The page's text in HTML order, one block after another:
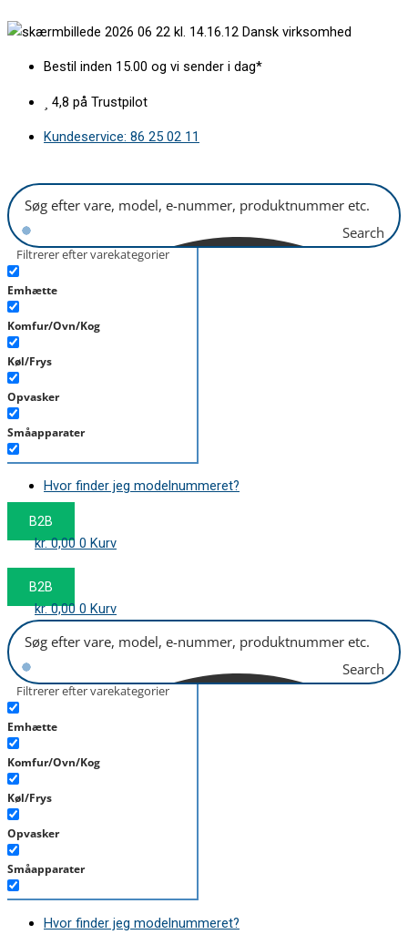
til
Dansk virksomhed
Bestil inden 15.00 og vi sender i dag*
4,8 på Trustpilot
Kundeservice: 86 25 02 11
Search
Filtrerer efter varekategorier
Emhætte
Komfur/Ovn/Kog
Køl/Frys
Opvasker
Småapparater
Støvsuger
Tørretumbler
Tilbehør/Plejemidler
Hvor finder jeg modelnummeret?
B2B
kr.0,00 0 Kurv
B2B
kr.0,00 0 Kurv
Search
Filtrerer efter varekategorier
Emhætte
Komfur/Ovn/Kog
Køl/Frys
Opvasker
Småapparater
Støvsuger
Hvor finder jeg modelnummeret?
kurv
spulearm
antal